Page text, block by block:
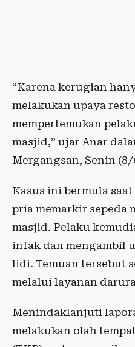
“Karena kerugian
melakukan upaya
mempertemukan
masjid,” ujar Anar
Mergangsan, Senin
Kasus ini bermula
pria memarkir sepeda
masjid. Pelaku
infak dan mengambil
lidi. Temuan tersebut
melalui layanan
Menindaklanjuti
melakukan olah